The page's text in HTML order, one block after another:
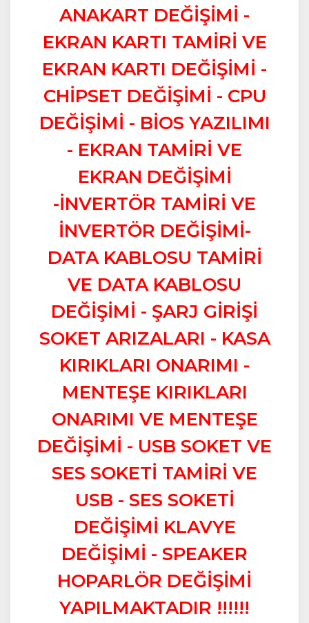
ANAKART DEĞİŞİMİ -
EKRAN KARTI TAMİRİ VE
EKRAN KARTI DEĞİŞİMİ -
CHİPSET DEĞİŞİMİ - CPU
DEĞİŞİMİ - BİOS YAZILIMI
- EKRAN TAMİRİ VE
EKRAN DEĞİŞİMİ
-İNVERTÖR TAMİRİ VE
İNVERTÖR DEĞİŞİMİ-
DATA KABLOSU TAMİRİ
VE DATA KABLOSU
DEĞİŞİMİ - ŞARJ GİRİŞİ
SOKET ARIZALARI - KASA
KIRIKLARI ONARIMI -
MENTEŞE KIRIKLARI
ONARIMI VE MENTEŞE
DEĞİŞİMİ - USB SOKET VE
SES SOKETİ TAMİRİ VE
USB - SES SOKETİ
DEĞİŞİMİ KLAVYE
DEĞİŞİMİ - SPEAKER
HOPARLÖR DEĞİŞİMİ
YAPILMAKTADIR !!!!!!